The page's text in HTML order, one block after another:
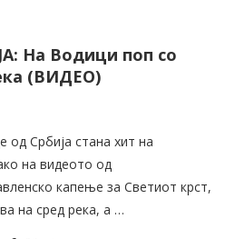
На Водици поп со
(ВИДЕО)
од Србија стана хит на
на видеото од
капење за Светиот крст,
на сред река, а …